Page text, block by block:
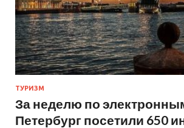
ТУРИЗМ
За неделю по
Петербург посетили 650